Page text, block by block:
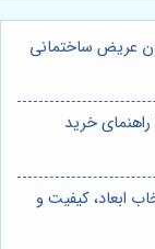
عریض ساختمانی
خرید
ابعاد، کیفیت و